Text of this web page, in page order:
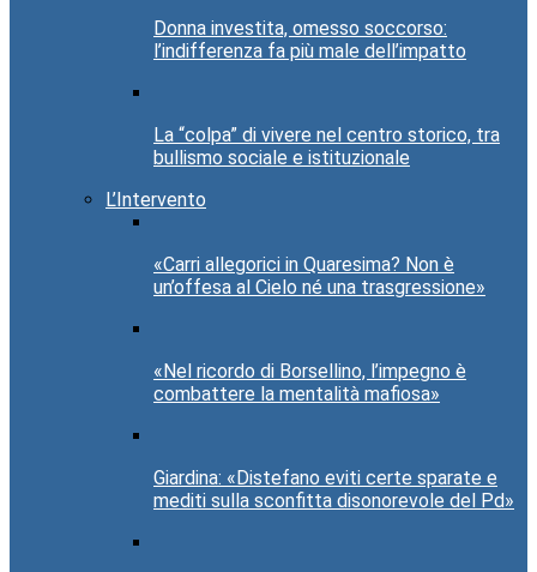
Donna investita, omesso soccorso:
l’indifferenza fa più male dell’impatto
La “colpa” di vivere nel centro storico, tra
bullismo sociale e istituzionale
L’Intervento
«Carri allegorici in Quaresima? Non è
un’offesa al Cielo né una trasgressione»
«Nel ricordo di Borsellino, l’impegno è
combattere la mentalità mafiosa»
Giardina: «Distefano eviti certe sparate e
mediti sulla sconfitta disonorevole del Pd»